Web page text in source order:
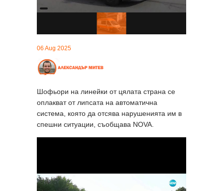
06 Aug 2025
Шофьори на линейки от цялата страна се
оплакват от липсата на автоматична
система, която да отсява нарушенията им в
спешни ситуации, съобщава NOVA.